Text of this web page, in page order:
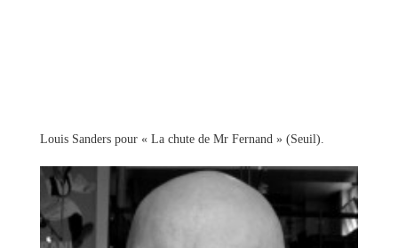
Louis Sanders pour « La chute de Mr Fernand » (Seuil).